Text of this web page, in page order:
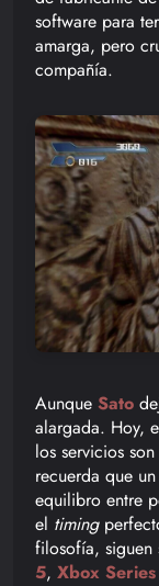
software para
amarga, pero
compañía.
Aunque Sato
alargada. Hoy,
los servicios
recuerda que
equilibro entre
el timing
filosofía, siguen
5, Xbox Series